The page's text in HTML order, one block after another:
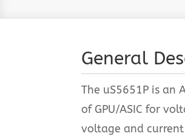
General
The uS5651P is
of GPU/ASIC for
voltage and